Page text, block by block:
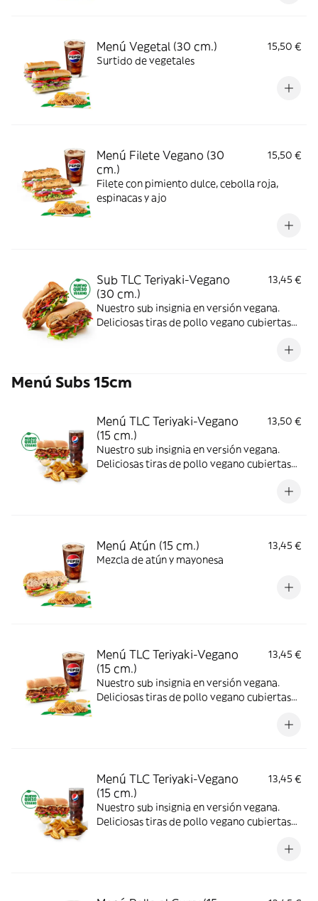
Menú Vegetal (30 cm.)
15,50 €
Surtido de vegetales
Menú Filete Vegano (30
cm.)
15,50 €
Filete con pimiento dulce, cebolla roja,
espinacas y ajo
Sub TLC Teriyaki-Vegano
(30 cm.)
13,45 €
Nuestro sub insignia en versión vegana.
Deliciosas tiras de pollo vegano cubiertas
combinadas con los vegetales que más te
Menú Subs 15cm
Menú TLC Teriyaki-Vegano
(15 cm.)
13,50 €
Nuestro sub insignia en versión vegana.
Deliciosas tiras de pollo vegano cubiertas
combinadas con los vegetales que más te
Menú Atún (15 cm.)
13,45 €
Mezcla de atún y mayonesa
Menú TLC Teriyaki-Vegano
(15 cm.)
13,45 €
Nuestro sub insignia en versión vegana.
Deliciosas tiras de pollo vegano cubiertas
combinadas con los vegetales que más te
Menú TLC Teriyaki-Vegano
(15 cm.)
13,45 €
Nuestro sub insignia en versión vegana.
Deliciosas tiras de pollo vegano cubiertas
combinadas con los vegetales que más te